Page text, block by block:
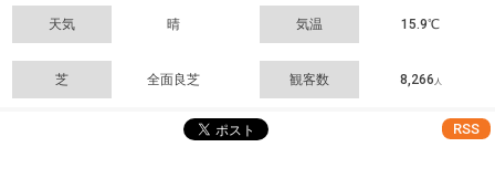
天気 晴 気温 15.9℃
芝 全面良芝 観客数 8,266 人
RSS